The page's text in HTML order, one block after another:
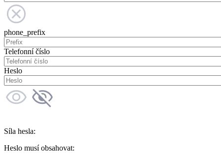
phone_prefix
Telefonní číslo
Heslo
Síla hesla:
Heslo musí obsahovat: